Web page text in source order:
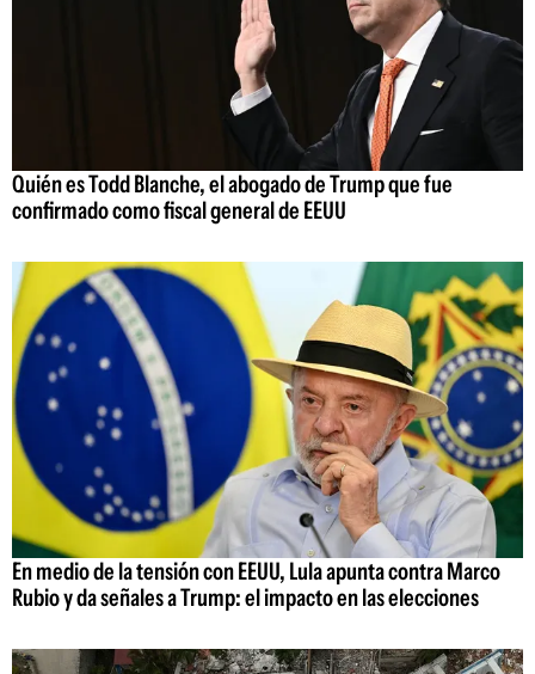
Quién es Todd Blanche, el abogado de Trump que fue
confirmado como fiscal general de EEUU
En medio de la tensión con EEUU, Lula apunta contra Marco
Rubio y da señales a Trump: el impacto en las elecciones